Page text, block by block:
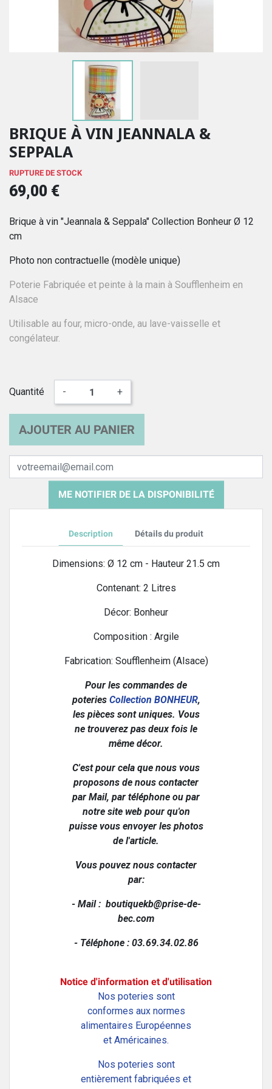
BRIQUE À VIN JEANNALA &
SEPPALA
RUPTURE DE STOCK
69,00 €
Brique à vin "Jeannala & Seppala" Collection Bonheur Ø 12
cm
Photo non contractuelle (modèle unique)
Poterie Fabriquée et peinte à la main à Soufflenheim en
Alsace
Utilisable au four, micro-onde, au lave-vaisselle et
congélateur.
Quantité - +
AJOUTER AU PANIER
ME NOTIFIER DE LA DISPONIBILITÉ
Description Détails du produit
Dimensions: Ø 12 cm - Hauteur 21.5 cm
Contenant: 2 Litres
Décor: Bonheur
Composition : Argile
Fabrication: Soufflenheim (Alsace)
Pour les commandes de
poteries Collection BONHEUR,
les pièces sont uniques. Vous
ne trouverez pas deux fois le
même décor.
C'est pour cela que nous vous
proposons de nous contacter
par Mail, par téléphone ou par
notre site web pour qu'on
puisse vous envoyer les photos
de l'article.
Vous pouvez nous contacter
par:
- Mail : boutiquekb@prise-de-
bec.com
- Téléphone : 03.69.34.02.86
Notice d'information et d'utilisation
Nos poteries sont
conformes aux normes
alimentaires Européennes
et Américaines.
Nos poteries sont
entièrement fabriquées et